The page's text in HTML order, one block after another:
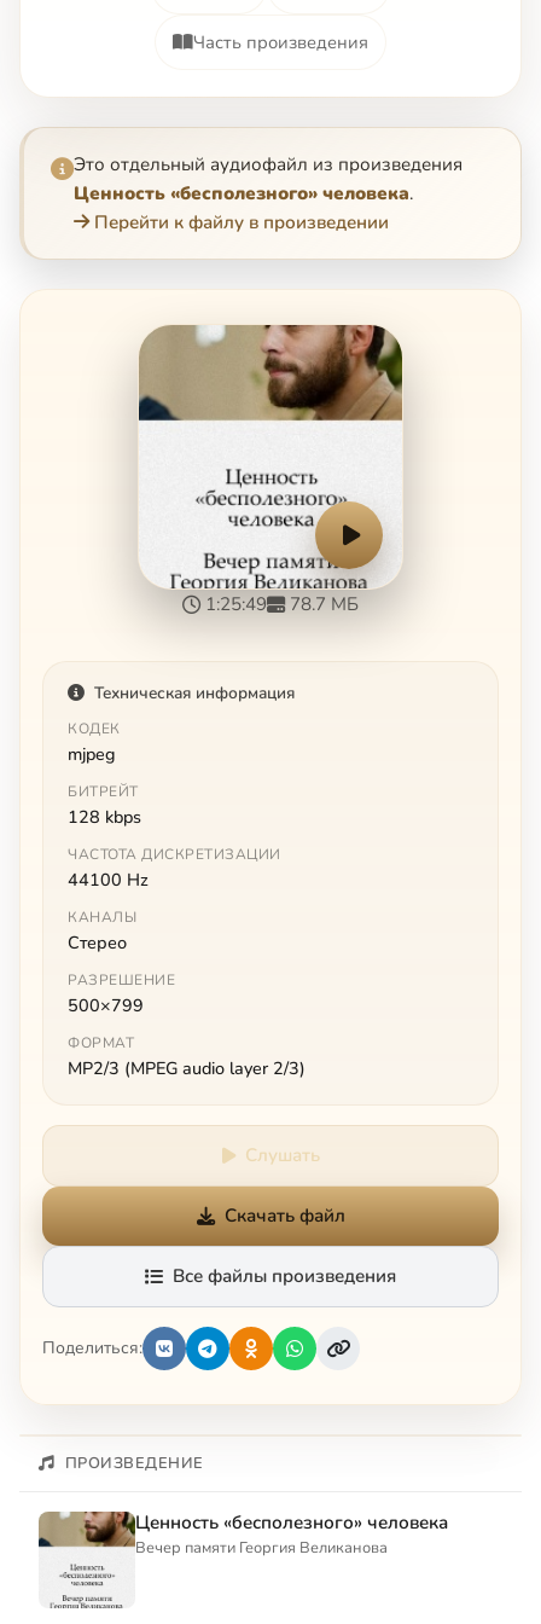
Часть произведения
Это отдельный аудиофайл из произведения
Ценность «бесполезного» человека.
Перейти к файлу в произведении
1:25:49 78.7 МБ
Техническая информация
КОДЕК
mjpeg
БИТРЕЙТ
128 kbps
ЧАСТОТА ДИСКРЕТИЗАЦИИ
44100 Hz
КАНАЛЫ
Стерео
РАЗРЕШЕНИЕ
500×799
ФОРМАТ
MP2/3 (MPEG audio layer 2/3)
Слушать
Скачать файл
Все файлы произведения
Поделиться:
ПРОИЗВЕДЕНИЕ
Ценность «бесполезного» человека
Вечер памяти Георгия Великанова